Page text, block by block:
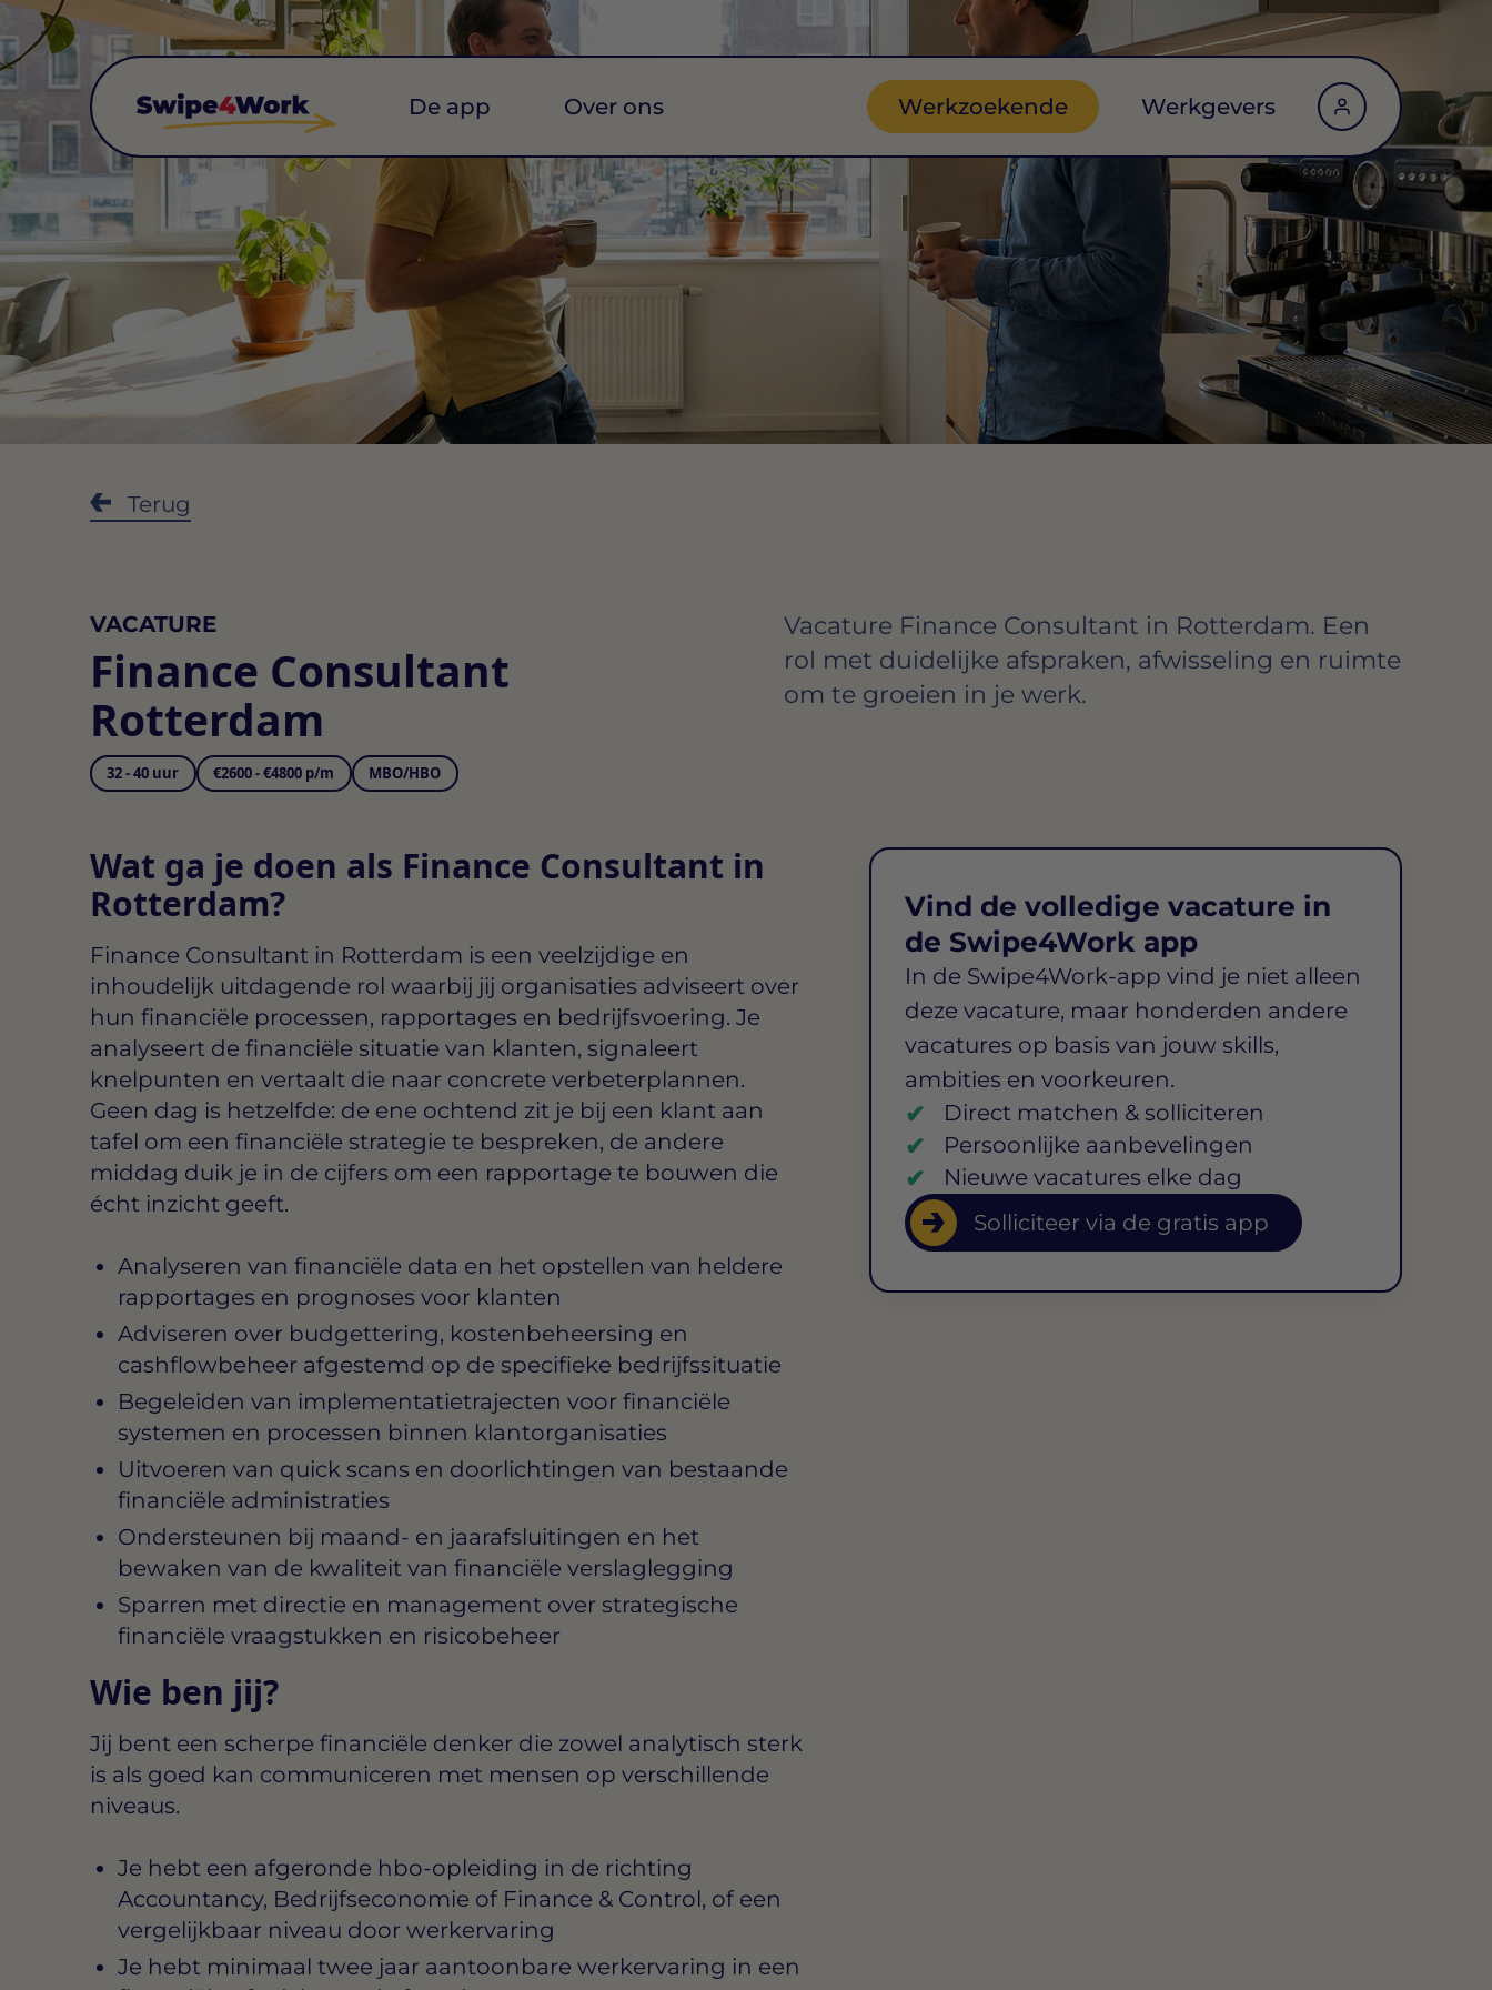
De app Over ons Werkzoekende Werkgevers
Terug
VACATURE
Finance Consultant
Rotterdam
32 - 40 uur €2600 - €4800 p/m MBO/HBO
Vacature Finance Consultant in Rotterdam. Een
rol met duidelijke afspraken, afwisseling en ruimte
om te groeien in je werk.
Wat ga je doen als Finance Consultant in
Rotterdam?
Finance Consultant in Rotterdam is een veelzijdige en
inhoudelijk uitdagende rol waarbij jij organisaties adviseert over
hun financiële processen, rapportages en bedrijfsvoering. Je
analyseert de financiële situatie van klanten, signaleert
knelpunten en vertaalt die naar concrete verbeterplannen.
Geen dag is hetzelfde: de ene ochtend zit je bij een klant aan
tafel om een financiële strategie te bespreken, de andere
middag duik je in de cijfers om een rapportage te bouwen die
écht inzicht geeft.
Analyseren van financiële data en het opstellen van heldere
rapportages en prognoses voor klanten
Adviseren over budgettering, kostenbeheersing en
cashflowbeheer afgestemd op de specifieke bedrijfssituatie
Begeleiden van implementatietrajecten voor financiële
systemen en processen binnen klantorganisaties
Uitvoeren van quick scans en doorlichtingen van bestaande
financiële administraties
Ondersteunen bij maand- en jaarafsluitingen en het
bewaken van de kwaliteit van financiële verslaglegging
Sparren met directie en management over strategische
financiële vraagstukken en risicobeheer
Wie ben jij?
Jij bent een scherpe financiële denker die zowel analytisch sterk
is als goed kan communiceren met mensen op verschillende
niveaus.
Je hebt een afgeronde hbo-opleiding in de richting
Accountancy, Bedrijfseconomie of Finance & Control, of een
vergelijkbaar niveau door werkervaring
Je hebt minimaal twee jaar aantoonbare werkervaring in een
Vind de volledige vacature in
de Swipe4Work app
In de Swipe4Work-app vind je niet alleen
deze vacature, maar honderden andere
vacatures op basis van jouw skills,
ambities en voorkeuren.
Direct matchen & solliciteren
Persoonlijke aanbevelingen
Nieuwe vacatures elke dag
Solliciteer via de gratis app